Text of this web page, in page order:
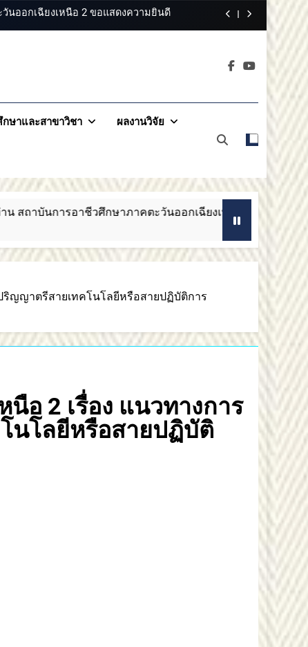
นออกเฉียงเหนือ 2 ขอแสดงความยินดี
าชีวศึกษาภาคตะวันออกเฉียงเหนือ 2
ษาและสาขาวิชา ผลงานวิจัย
วศึกษาภาคตะวันออกเฉียงเหนือ 2 สถาบันก
3 เดือน Ago
ริญญาตรีสายเทคโนโลยีหรือสายปฏิบัติการ
อ 2 เรื่อง แนวทางการ
นโลยีหรือสายปฏิบัติ